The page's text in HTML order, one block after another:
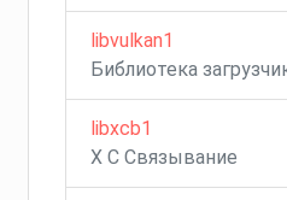
libvulkan1
Библиотека
libxcb1
X C Связывание